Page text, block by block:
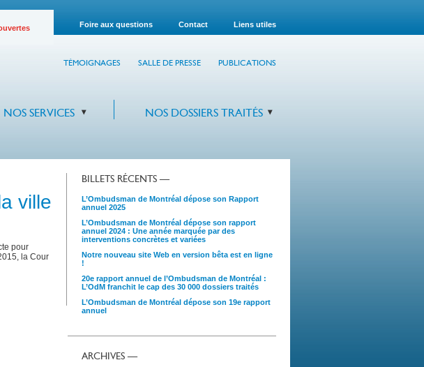
Foire aux questions Contact Liens utiles
TÉMOIGNAGES SALLE DE PRESSE PUBLICATIONS
NOS SERVICES NOS DOSSIERS TRAITÉS
ville
pour
la Cour
BILLETS RÉCENTS —
L’Ombudsman de Montréal dépose son Rapport
annuel 2025
L’Ombudsman de Montréal dépose son rapport
annuel 2024 : Une année marquée par des
interventions concrètes et variées
Notre nouveau site Web en version bêta est en ligne
!
20e rapport annuel de l’Ombudsman de Montréal :
L’OdM franchit le cap des 30 000 dossiers traités
L’Ombudsman de Montréal dépose son 19e rapport
annuel
ARCHIVES —